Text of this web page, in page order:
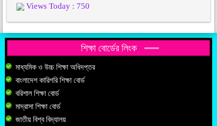
Views Today : 750
শিক্ষা বোর্ডের লিংক
মাধ্যমিক ও উচ্চ শিক্ষা অধিদপ্তর
বাংলাদেশ কারিগরি শিক্ষা বোর্ড
বরিশাল শিক্ষা বোর্ড
মাদ্রাসা শিক্ষা বোর্ড
জাতীয় বিশ্ব বিদ্যালয়